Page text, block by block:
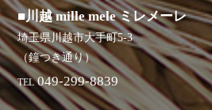
■川越 mille mele ミレメーレ
埼玉県川越市大手町5-3
（鐘つき通り）
TEL 049-299-8839